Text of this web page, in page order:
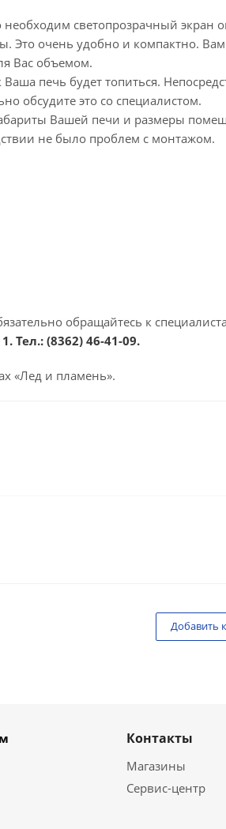
светопрозрачный экран
Это очень удобно и компактно.
Вас объемом.
печь будет топиться.
обсудите это со специалистом.
Вашей печи и размеры
не было проблем с монтажом.
обращайтесь к
Тел.:(8362) 46-41-09.
«Лед и пламень».
Добавить
Контакты
Магазины
Сервис-центр